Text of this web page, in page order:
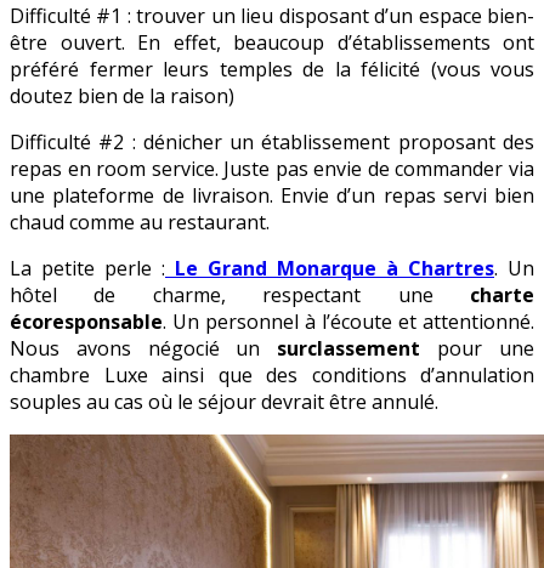
Difficulté #1 : trouver un lieu disposant d’un espace bien-
être ouvert. En effet, beaucoup d’établissements ont
préféré fermer leurs temples de la félicité (vous vous
doutez bien de la raison)
Difficulté #2 : dénicher un établissement proposant des
repas en room service. Juste pas envie de commander via
une plateforme de livraison. Envie d’un repas servi bien
chaud comme au restaurant.
La petite perle : Le Grand Monarque à Chartres. Un
hôtel de charme, respectant une charte
écoresponsable. Un personnel à l’écoute et attentionné.
Nous avons négocié un surclassement pour une
chambre Luxe ainsi que des conditions d’annulation
souples au cas où le séjour devrait être annulé.